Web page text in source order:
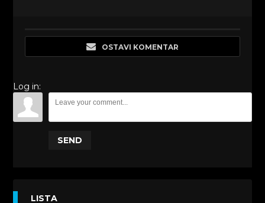
OSTAVI KOMENTAR
Log in:
SEND
LISTA